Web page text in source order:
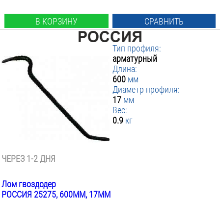
В КОРЗИНУ СРАВНИТЬ
Тип профиля:
арматурный
Длина:
600 мм
Диаметр профиля:
17 мм
Вес:
0.9 кг
ЧЕРЕЗ 1-2 ДНЯ
Лом гвоздодер
РОССИЯ 25275, 600ММ, 17ММ